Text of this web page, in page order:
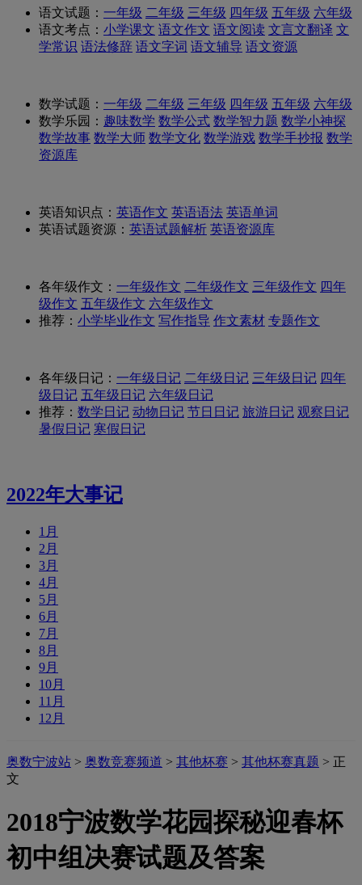
语文试题： 一年级 二年级 三年级 四年级 五年级 六年级
语文考点： 小学课文 语文作文 语文阅读 文言文翻译 文
学常识 语法修辞 语文字词 语文辅导 语文资源
数学试题： 一年级 二年级 三年级 四年级 五年级 六年级
数学乐园： 趣味数学 数学公式 数学智力题 数学小神探
数学故事 数学大师 数学文化 数学游戏 数学手抄报 数学
资源库
英语知识点： 英语作文 英语语法 英语单词
英语试题资源： 英语试题解析 英语资源库
各年级作文： 一年级作文 二年级作文 三年级作文 四年
级作文 五年级作文 六年级作文
推荐： 小学毕业作文 写作指导 作文素材 专题作文
各年级日记： 一年级日记 二年级日记 三年级日记 四年
级日记 五年级日记 六年级日记
推荐： 数学日记 动物日记 节日日记 旅游日记 观察日记
暑假日记 寒假日记
2022年大事记
1月
2月
3月
4月
5月
6月
7月
8月
9月
10月
11月
12月
奥数宁波站 > 奥数竞赛频道 > 其他杯赛 > 其他杯赛真题 > 正
文
2018宁波数学花园探秘迎春杯
初中组决赛试题及答案